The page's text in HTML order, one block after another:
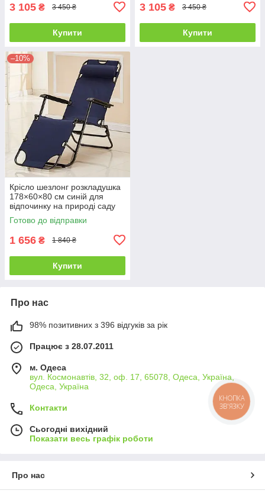
3 105 ₴ 3 450 ₴
Купити
3 105 ₴ 3 450 ₴
Купити
–10%
Крісло шезлонг розкладушка
178×60×80 см синій для
відпочинку на природі саду
пляжу
Готово до відправки
1 656 ₴ 1 840 ₴
Купити
Про нас
98% позитивних з 396 відгуків за рік
Працює з 28.07.2011
м. Одеса
вул. Космонавтів, 32, оф. 17, 65078, Одеса, Україна,
Одеса, Україна
Контакти
Сьогодні вихідний
Показати весь графік роботи
Про нас
КНОПКА
ЗВ'ЯЗКУ